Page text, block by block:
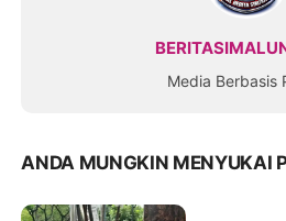
Media Berbasis
ANDA MUNGKIN MENYUKAI